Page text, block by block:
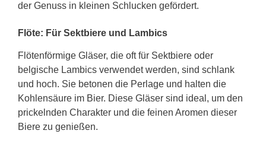
der Genuss in kleinen Schlucken gefördert.
Flöte: Für Sektbiere und Lambics
Flötenförmige Gläser, die oft für Sektbiere oder
belgische Lambics verwendet werden, sind schlank
und hoch. Sie betonen die Perlage und halten die
Kohlensäure im Bier. Diese Gläser sind ideal, um den
prickelnden Charakter und die feinen Aromen dieser
Biere zu genießen.